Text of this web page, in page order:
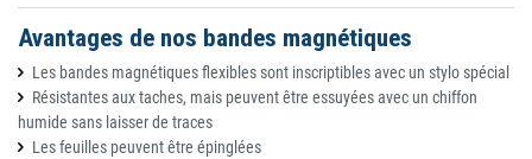
Avantages de nos bandes magnétiques
Les bandes magnétiques flexibles sont inscriptibles avec un stylo spécial
Résistantes aux taches, mais peuvent être essuyées avec un chiffon
humide sans laisser de traces
Les feuilles peuvent être épinglées